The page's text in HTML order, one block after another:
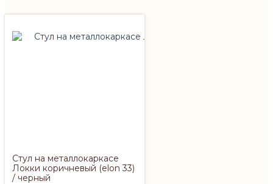
Стул на металлокаркасе
Локки коричневый (elon 33)
/ черный